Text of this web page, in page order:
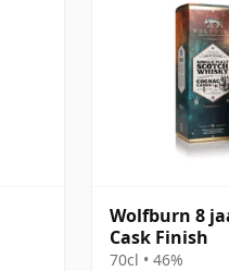
Wolfburn 8
Cask Finish
70cl • 46%